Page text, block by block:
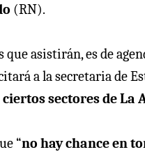
(RN).
asistirán, es de
a la secretaria de
sectores de La
“no hay chance en